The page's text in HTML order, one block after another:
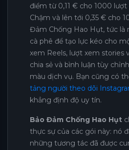
điểm từ 0,11 € cho 1000 lượt
Chậm và lên tới 0,35 € cho
Đảm Chống Hao Hụt, tức là
cà phê để tạo lực kéo cho
xem Reels, lượt xem stories
chia sẻ và bình luận tùy
màu dịch vụ. Bạn cũng có
tảng người theo dõi
khẳng định độ uy tín.
Bảo Đảm Chống Hao Hụt
thực sự của các gói này: nó
những tương tác đã được